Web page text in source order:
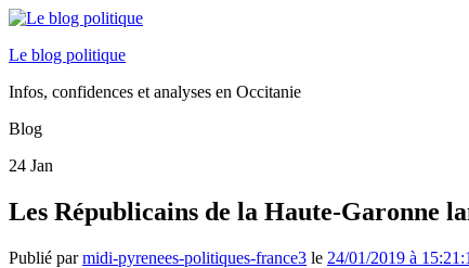
Le blog politique
Infos, confidences et analyses en Occitanie
Blog
24 Jan
Les Républicains de la Haute-Garonne
Publié parmidi-pyrenees-politiques-france3 le 24/01/2019 à